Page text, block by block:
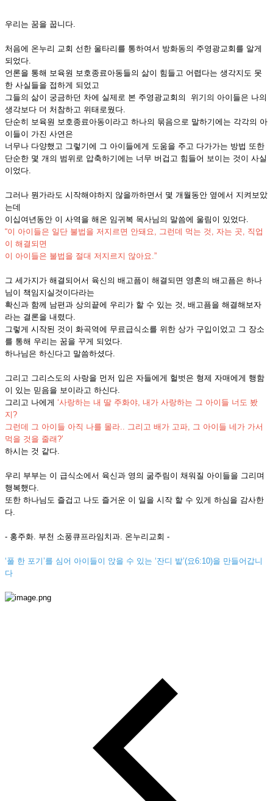
우리는 꿈을 꿉니다
처음에 온누리 교회 선한 울타리를 통하여서 방화동의 주영광교회를 알게
되었다
언론을 통해 보육원 보호종료아동들의 삶이 힘들고 어렵다는 생각지도 못
한 사실들을 접하게 되었고
그들의 삶이 궁금하던 차에 실제로 본 주영광교회의 위기의 아이들은 나의
생각보다 더 처참하고 위태로웠다
단순히 보육원 보호종료아동이라고 하나의 묶음으로 말하기에는 각각의 아
이들이 가진 사연은
너무나 다양했고 그렇기에 그 아이들에게 도움을 주고 다가가는 방법 또한
단순한 몇 개의 범위로 압축하기에는 너무 버겁고 힘들어 보이는 것이 사실
이었다
그러나 뭔가라도 시작해야하지 않을까하면서 몇 개월동안 옆에서 지켜보았
는데
이십여년동안 이 사역을 해온 임귀복 목사님의 말씀에 울림이 있었다
“이 아이들은 일단 불법을 저지르면 안돼요 그런데 먹는 것 자는 곳
직업
이 해결되면
이 아이들은 불법을 절대 저지르지 않아요 .”
그 세가지가 해결되어서 육신의 배고픔이 해결되면 영혼의 배고픔은 하나
님이 책임지실것이다라는
확신과 함께 남편과 상의끝에 우리가 할 수 있는 것
배고픔을 해결해보자
라는 결론을 내렸다
그렇게 시작된 것이 화곡역에 무료급식소를 위한 상가 구입이었고 그 장소
를 통해 우리는 꿈을 꾸게 되었다
하나님은 하신다고 말씀하셨다
그리고 그리스도의 사랑을 먼저 입은 자들에게 헐벗은 형제 자매에게 행함
이 있는 믿음을 보이라고 하신다
그리고 나에게 ‘사랑하는 내 딸 주화야 내가 사랑하는 그 아이들 너도 봤
지?
그런데 그 아이들 아직 나를 몰라
그리고 배가 고파
그 아이들 네가 가서
먹을 것을 줄래?’
하시는 것 같다
우리 부부는 이 급식소에서 육신과 영의 굶주림이 채워질 아이들을 그리며
행복했다
또한 하나님도 즐겁고 나도 즐거운 이 일을 시작 할 수 있게 하심을 감사한
다
- 홍주화 부천 소풍큐프라임치과 온누리교회 -
‘풀 한 포기’를 심어 아이들이 앉을 수 있는 ‘잔디 밭’(요6:10)을 만들어갑니
다